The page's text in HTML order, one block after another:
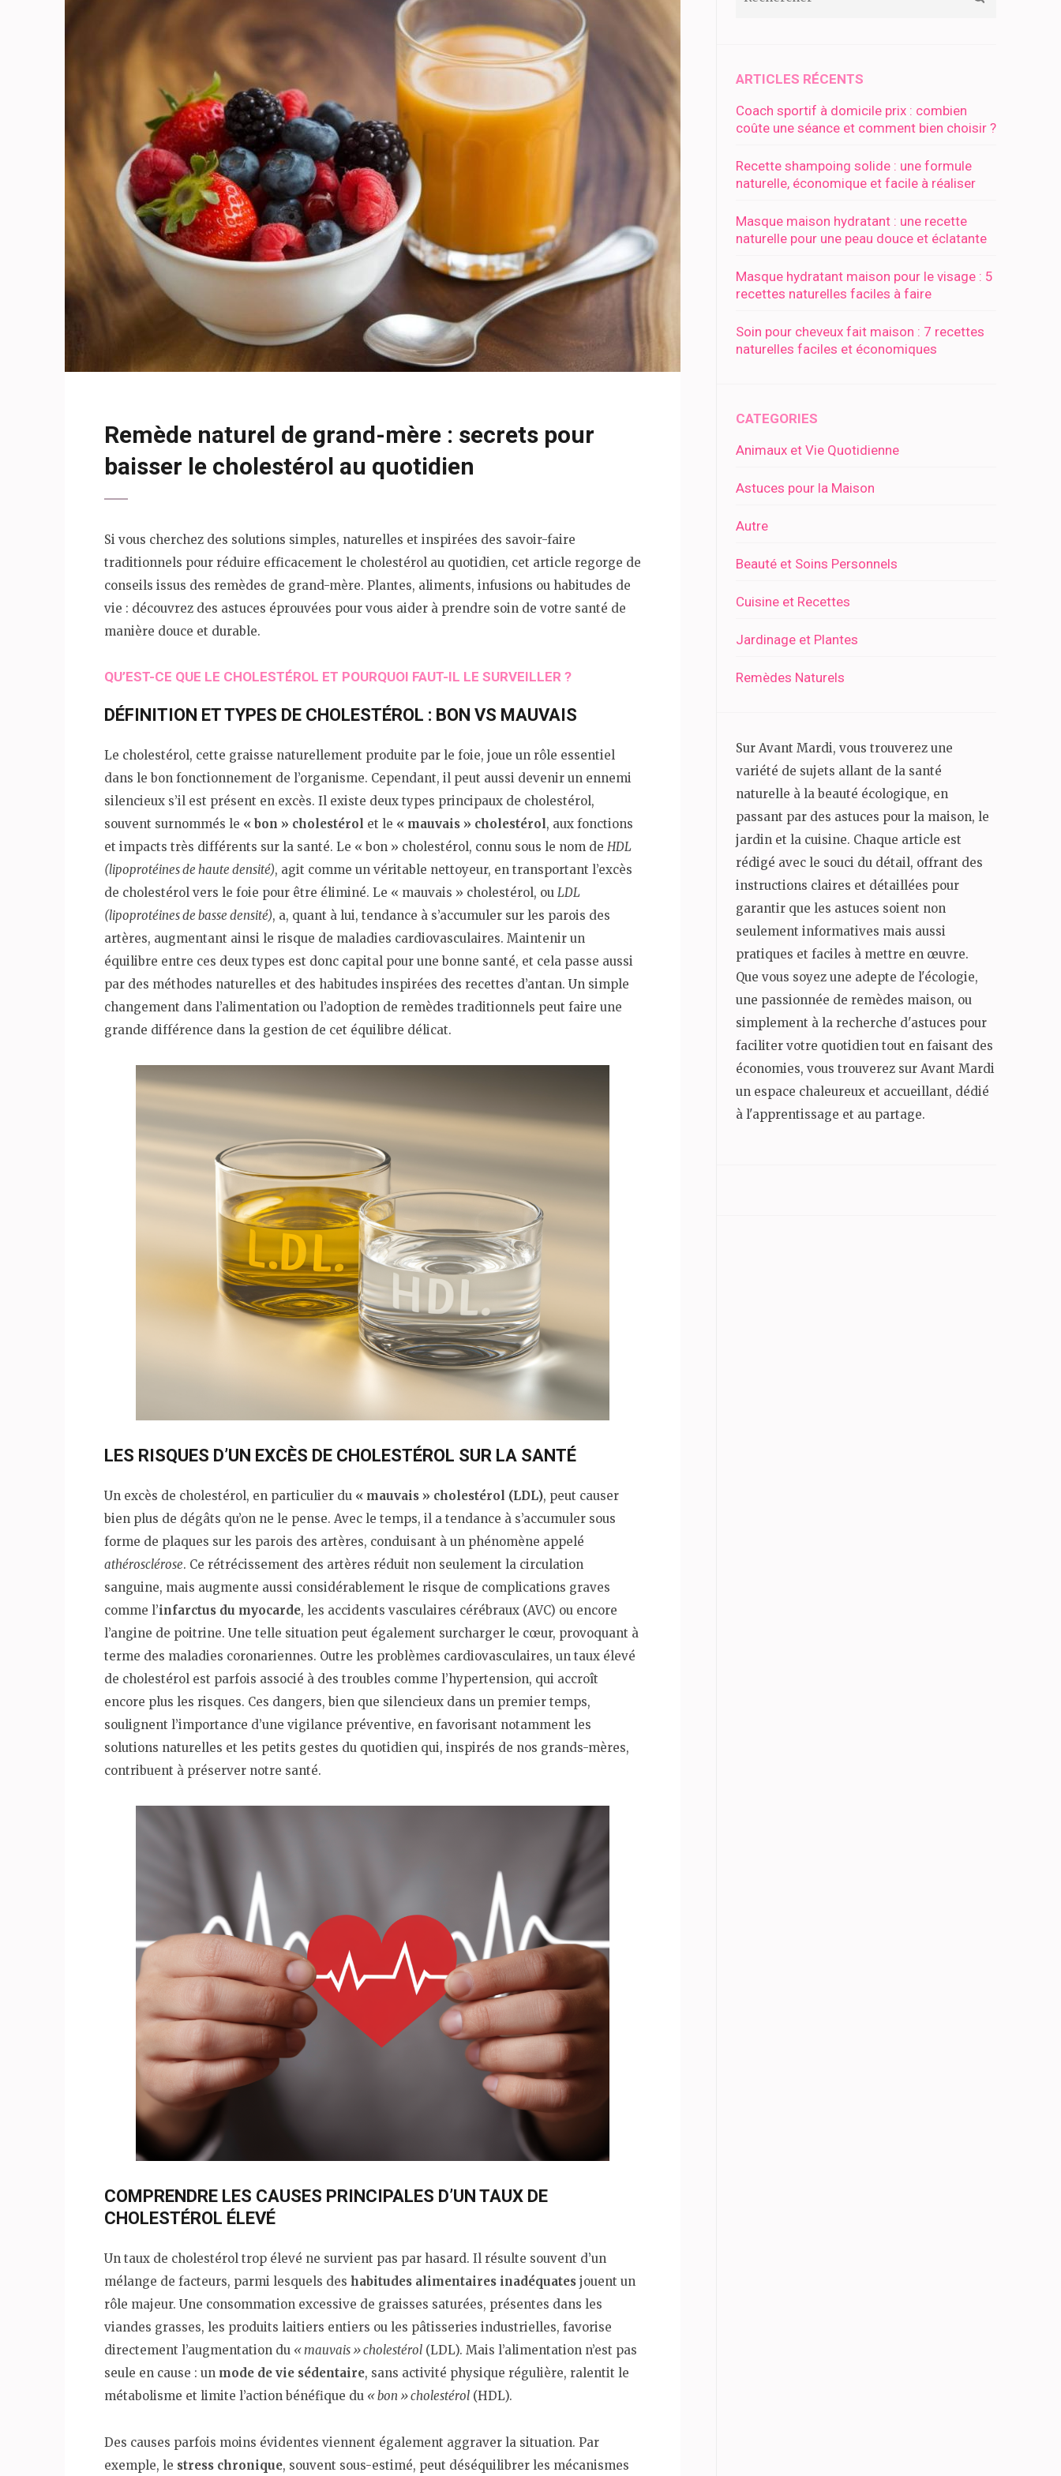
Remède naturel de grand-mère : secrets pour
baisser le cholestérol au quotidien
Si vous cherchez des solutions simples, naturelles et inspirées des savoir-faire
traditionnels pour réduire efficacement le cholestérol au quotidien, cet article regorge de
conseils issus des remèdes de grand-mère. Plantes, aliments, infusions ou habitudes de
vie : découvrez des astuces éprouvées pour vous aider à prendre soin de votre santé de
manière douce et durable.
QU’EST-CE QUE LE CHOLESTÉROL ET POURQUOI FAUT-IL LE SURVEILLER ?
DÉFINITION ET TYPES DE CHOLESTÉROL : BON VS MAUVAIS
Le cholestérol, cette graisse naturellement produite par le foie, joue un rôle essentiel
dans le bon fonctionnement de l’organisme. Cependant, il peut aussi devenir un ennemi
silencieux s’il est présent en excès. Il existe deux types principaux de cholestérol,
souvent surnommés le « bon » cholestérol et le « mauvais » cholestérol , aux fonctions
et impacts très différents sur la santé. Le « bon » cholestérol, connu sous le nom de HDL
(lipoprotéines de haute densité), agit comme un véritable nettoyeur, en transportant l’excès
de cholestérol vers le foie pour être éliminé. Le « mauvais » cholestérol, ou LDL
(lipoprotéines de basse densité), a, quant à lui, tendance à s’accumuler sur les parois des
artères, augmentant ainsi le risque de maladies cardiovasculaires. Maintenir un
équilibre entre ces deux types est donc capital pour une bonne santé, et cela passe aussi
par des méthodes naturelles et des habitudes inspirées des recettes d’antan. Un simple
changement dans l’alimentation ou l’adoption de remèdes traditionnels peut faire une
grande différence dans la gestion de cet équilibre délicat.
LES RISQUES D’UN EXCÈS DE CHOLESTÉROL SUR LA SANTÉ
Un excès de cholestérol, en particulier du « mauvais » cholestérol (LDL), peut causer
bien plus de dégâts qu’on ne le pense. Avec le temps, il a tendance à s’accumuler sous
forme de plaques sur les parois des artères, conduisant à un phénomène appelé
athérosclérose. Ce rétrécissement des artères réduit non seulement la circulation
sanguine, mais augmente aussi considérablement le risque de complications graves
comme l’infarctus du myocarde, les accidents vasculaires cérébraux (AVC) ou encore
l’angine de poitrine. Une telle situation peut également surcharger le cœur, provoquant à
terme des maladies coronariennes. Outre les problèmes cardiovasculaires, un taux élevé
de cholestérol est parfois associé à des troubles comme l’hypertension, qui accroît
encore plus les risques. Ces dangers, bien que silencieux dans un premier temps,
soulignent l’importance d’une vigilance préventive, en favorisant notamment les
solutions naturelles et les petits gestes du quotidien qui, inspirés de nos grands-mères,
contribuent à préserver notre santé.
COMPRENDRE LES CAUSES PRINCIPALES D’UN TAUX DE
CHOLESTÉROL ÉLEVÉ
Un taux de cholestérol trop élevé ne survient pas par hasard. Il résulte souvent d’un
mélange de facteurs, parmi lesquels des habitudes alimentaires inadéquates jouent un
rôle majeur. Une consommation excessive de graisses saturées, présentes dans les
viandes grasses, les produits laitiers entiers ou les pâtisseries industrielles, favorise
directement l’augmentation du « mauvais » cholestérol (LDL). Mais l’alimentation n’est pas
seule en cause : un mode de vie sédentaire, sans activité physique régulière, ralentit le
métabolisme et limite l’action bénéfique du « bon » cholestérol (HDL).
Des causes parfois moins évidentes viennent également aggraver la situation. Par
exemple, le stress chronique, souvent sous-estimé, peut déséquilibrer les mécanismes
ARTICLES RÉCENTS
Coach sportif à domicile prix : combien
coûte une séance et comment bien choisir ?
Recette shampoing solide : une formule
naturelle, économique et facile à réaliser
Masque maison hydratant : une recette
naturelle pour une peau douce et éclatante
Masque hydratant maison pour le visage : 5
recettes naturelles faciles à faire
Soin pour cheveux fait maison : 7 recettes
naturelles faciles et économiques
CATEGORIES
Animaux et Vie Quotidienne
Astuces pour la Maison
Autre
Beauté et Soins Personnels
Cuisine et Recettes
Jardinage et Plantes
Remèdes Naturels
Sur Avant Mardi, vous trouverez une
variété de sujets allant de la santé
naturelle à la beauté écologique, en
passant par des astuces pour la maison, le
jardin et la cuisine. Chaque article est
rédigé avec le souci du détail, offrant des
instructions claires et détaillées pour
garantir que les astuces soient non
seulement informatives mais aussi
pratiques et faciles à mettre en œuvre.
Que vous soyez une adepte de l'écologie,
une passionnée de remèdes maison, ou
simplement à la recherche d'astuces pour
faciliter votre quotidien tout en faisant des
économies, vous trouverez sur Avant Mardi
un espace chaleureux et accueillant, dédié
à l'apprentissage et au partage.